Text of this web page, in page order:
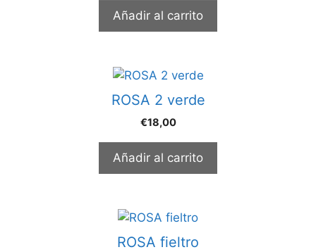
Añadir al carrito
ROSA 2 verde
€18,00
Añadir al carrito
ROSA fieltro